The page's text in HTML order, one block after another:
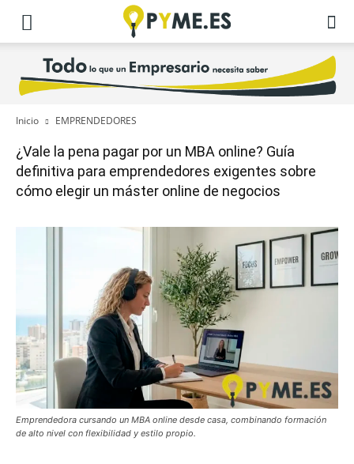
Inicio EMPRENDEDORES
¿Vale la pena pagar por un MBA online? Guía
definitiva para emprendedores exigentes sobre
cómo elegir un máster online de negocios
Emprendedora cursando un MBA online desde casa, combinando formación
de alto nivel con flexibilidad y estilo propio.